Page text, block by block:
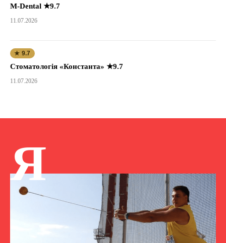
M-Dental ★9.7
11.07.2026
★ 9.7
Стоматологія «Константа» ★9.7
11.07.2026
Я